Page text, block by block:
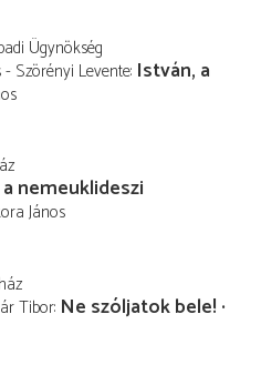
Ügynökség
Szörényi Levente István, a
nemeuklideszi
János
Tibor Ne szóljatok bele!